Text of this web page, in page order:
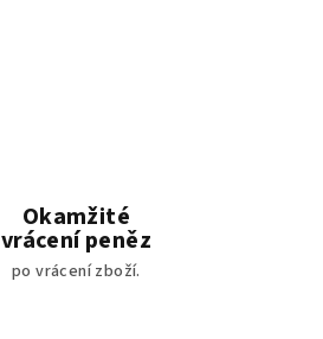
Okamžité
vrácení peněz
po vrácení zboží.